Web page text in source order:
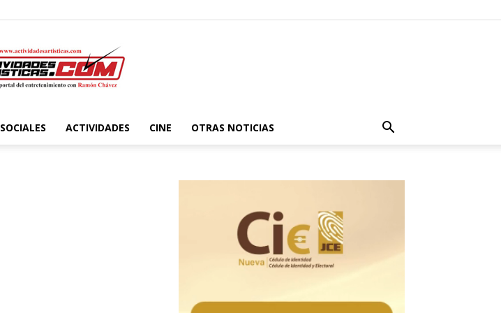
Actividadesartisticas.com
SOCIALES ACTIVIDADES CINE OTRAS NOTICIAS